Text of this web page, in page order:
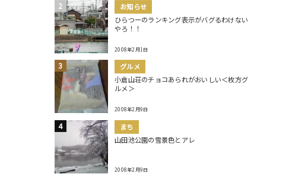
お知らせ
ひらつーのランキング表示がバグるわけない
やろ！！
2008年2月1日
グルメ
小倉山荘のチョコあられがおいしい＜枚方グ
ルメ＞
2008年2月9日
まち
山田池公園の雪景色とアレ
2008年2月9日